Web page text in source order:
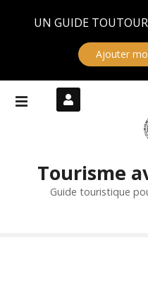
UN GUIDE
Ajouter
Tourisme
Guide touristique